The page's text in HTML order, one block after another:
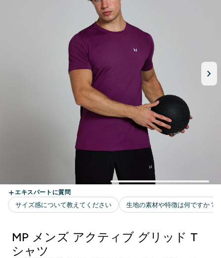
MP メンズ アクティブ グリッド T
シャツ